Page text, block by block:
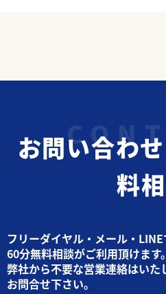
お問い合わ
料
フリーダイヤル・メール・
60分無料相談がご利用頂けます。
弊社から不要な営業連絡はい
お問合せ下さい。